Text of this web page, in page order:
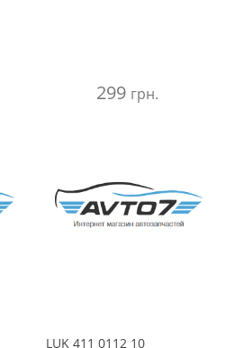
299 грн.
LUK 411 0112 10